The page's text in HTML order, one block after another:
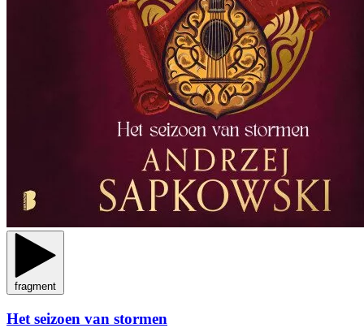
fragment
Het seizoen van stormen